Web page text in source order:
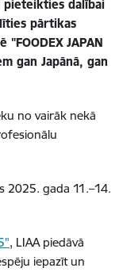
pieteikties dalībai
pārtikas
JAPAN
gan Japānā, gan
no vairāk nekā
2025. gada 11.–14.
, LIAA piedāvā
iepazīt un